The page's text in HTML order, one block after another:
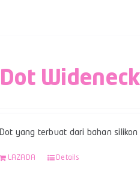
Dot Wideneck
Dot yang terbuat dari bahan
LAZADA Details